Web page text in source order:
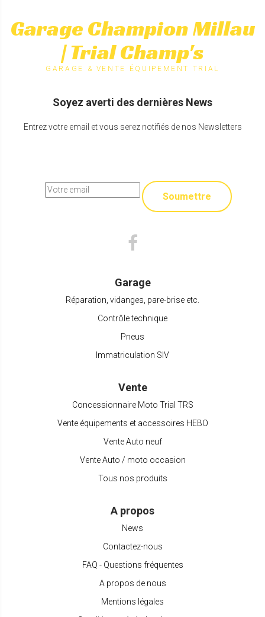
Garage Champion Millau
| Trial Champ's
GARAGE & VENTE ÉQUIPEMENT TRIAL
Soyez averti des dernières News
Entrez votre email et vous serez notifiés de nos Newsletters
Soumettre
Garage
Réparation, vidanges, pare-brise etc.
Contrôle technique
Pneus
Immatriculation SIV
Vente
Concessionnaire Moto Trial TRS
Vente équipements et accessoires HEBO
Vente Auto neuf
Vente Auto / moto occasion
Tous nos produits
A propos
News
Contactez-nous
FAQ - Questions fréquentes
A propos de nous
Mentions légales